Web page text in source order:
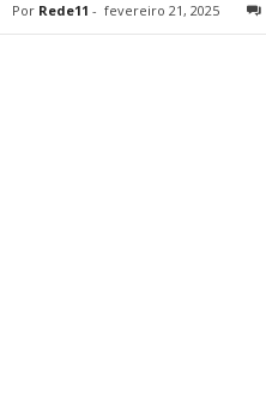
Por Rede11 - fevereiro 21, 2025